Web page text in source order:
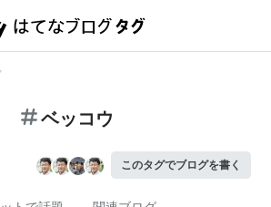
ベッコウ
このタグでブログを書く